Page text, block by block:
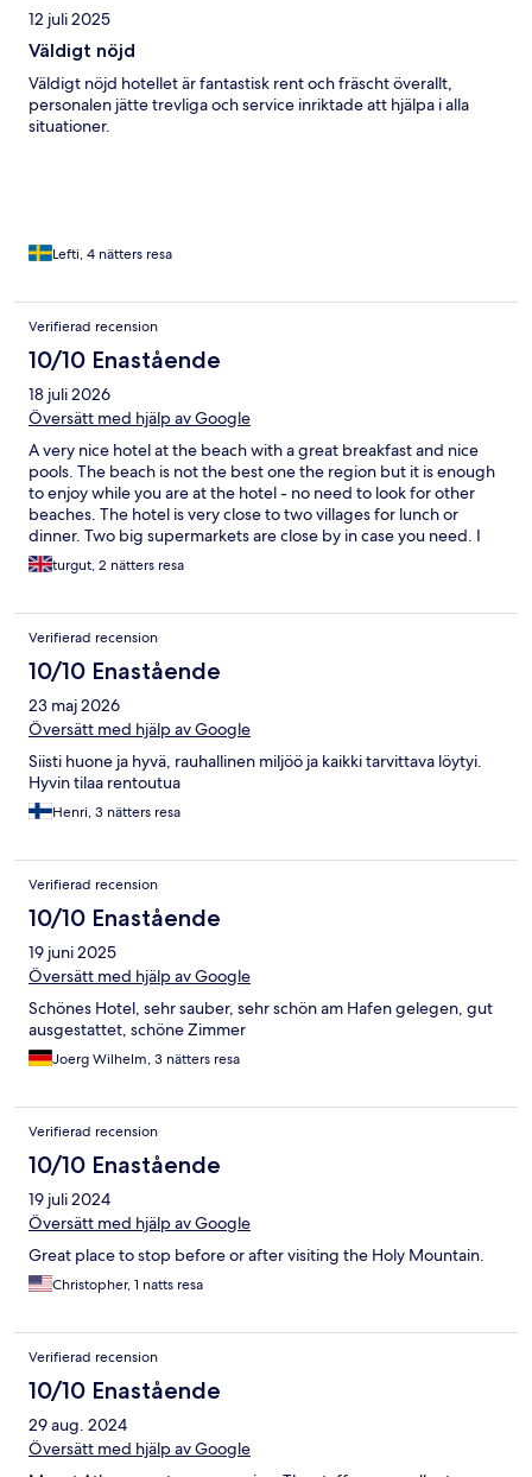
12 juli 2025
Väldigt nöjd
Väldigt nöjd hotellet är fantastisk rent och fräscht överallt,
personalen jätte trevliga och service inriktade att hjälpa i alla
situationer.
Lefti, 4 nätters resa
Verifierad recension
10/10 Enastående
18 juli 2026
Översätt med hjälp av Google
A very nice hotel at the beach with a great breakfast and nice
pools. The beach is not the best one the region but it is enough
to enjoy while you are at the hotel - no need to look for other
beaches. The hotel is very close to two villages for lunch or
dinner. Two big supermarkets are close by in case you need. I
would totally recommend it.
turgut, 2 nätters resa
Verifierad recension
10/10 Enastående
23 maj 2026
Översätt med hjälp av Google
Siisti huone ja hyvä, rauhallinen miljöö ja kaikki tarvittava löytyi.
Hyvin tilaa rentoutua
Henri, 3 nätters resa
Verifierad recension
10/10 Enastående
19 juni 2025
Översätt med hjälp av Google
Schönes Hotel, sehr sauber, sehr schön am Hafen gelegen, gut
ausgestattet, schöne Zimmer
Joerg Wilhelm, 3 nätters resa
Verifierad recension
10/10 Enastående
19 juli 2024
Översätt med hjälp av Google
Great place to stop before or after visiting the Holy Mountain.
Christopher, 1 natts resa
Verifierad recension
10/10 Enastående
29 aug. 2024
Översätt med hjälp av Google